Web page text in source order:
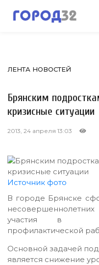
ЛЕНТА НОВОСТЕЙ
Брянским
кризисные ситуации
2013, 24 апреля 13:03
Источник фото
В городе Брянске
участия в
профилактической
Основной задачей
является снижение